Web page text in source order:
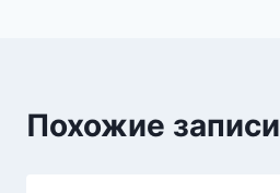
Похожие записи